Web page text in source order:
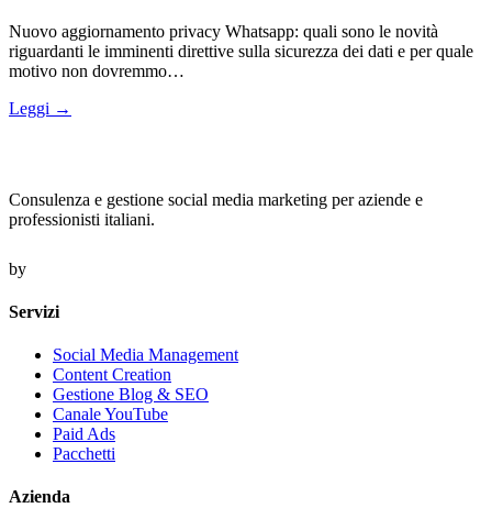
Nuovo aggiornamento privacy Whatsapp: quali sono le novità
riguardanti le imminenti direttive sulla sicurezza dei dati e per quale
motivo non dovremmo…
Leggi →
Consulenza e gestione social media marketing per aziende e
professionisti italiani.
by
Servizi
Social Media Management
Content Creation
Gestione Blog & SEO
Canale YouTube
Paid Ads
Pacchetti
Azienda